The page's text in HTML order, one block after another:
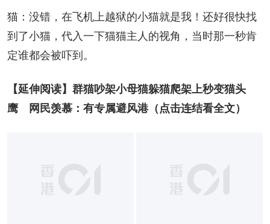
猫：没错，在飞机上越狱的小猫就是我！还好很快找
到了小猫，代入一下猫猫主人的视角，当时那一秒肯
定谁都会被吓到。
【延伸阅读】 群猫吵架小母猫躲猫爬架上秒变猫头
鹰　网民羡慕：有专属避风港（点击连结看全文）